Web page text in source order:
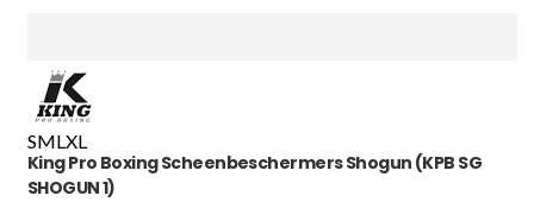
SMLXL
King Pro Boxing Scheenbeschermers Shogun (KPB SG
SHOGUN 1)